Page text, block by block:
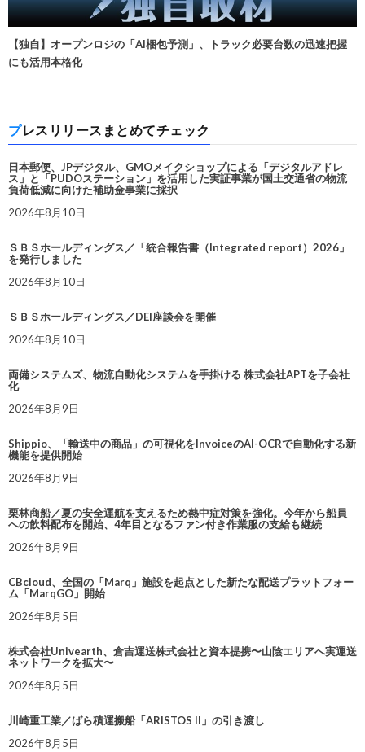
【独自】オープンロジの「AI梱包予測」、トラック必要台数の迅速把握
にも活用本格化
プレスリリースまとめてチェック
日本郵便、JPデジタル、GMOメイクショップによる「デジタルアドレ
ス」と「PUDOステーション」を活用した実証事業が国土交通省の物流
負荷低減に向けた補助金事業に採択
2026年8月10日
ＳＢＳホールディングス／「統合報告書（Integrated report）2026」
を発行しました
2026年8月10日
ＳＢＳホールディングス／DEI座談会を開催
2026年8月10日
両備システムズ、物流自動化システムを手掛ける 株式会社APTを子会社
化
2026年8月9日
Shippio、「輸送中の商品」の可視化をInvoiceのAI-OCRで自動化する新
機能を提供開始
2026年8月9日
栗林商船／夏の安全運航を支えるため熱中症対策を強化。今年から船員
への飲料配布を開始、4年目となるファン付き作業服の支給も継続
2026年8月9日
CBcloud、全国の「Marq」施設を起点とした新たな配送プラットフォー
ム「MarqGO」開始
2026年8月5日
株式会社Univearth、倉吉運送株式会社と資本提携〜山陰エリアへ実運送
ネットワークを拡大〜
2026年8月5日
川崎重工業／ばら積運搬船「ARISTOS II」の引き渡し
2026年8月5日